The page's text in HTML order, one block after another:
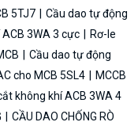
5TJ7
Cầu dao tự động
3WA 3 cực
Rơ-le
Cầu dao tự động
cho MCB 5SL4
MCCB
không khí ACB 3WA 4
CẦU DAO CHỐNG RÒ